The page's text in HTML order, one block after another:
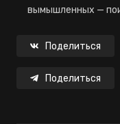
вымышленных —
Поделиться
Поделиться